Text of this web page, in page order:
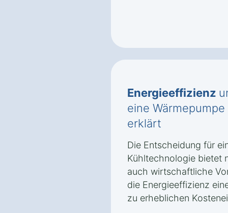
Energieeffizienz
eine
erklärt
Die Entscheidung für
Kühltechnologie bietet
auch wirtschaftliche
die Energieeffizienz
zu erheblichen